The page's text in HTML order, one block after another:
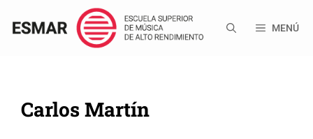
contenido
MENÚ
Carlos Martín